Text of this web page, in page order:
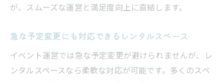
が、スムーズな運営と満足度向上に直結します。
急な予定変更にも対応できるレンタルスペース
イベント運営では急な予定変更が避けられませんが、レ
ンタルスペースなら柔軟な対応が可能です。多くのスペ